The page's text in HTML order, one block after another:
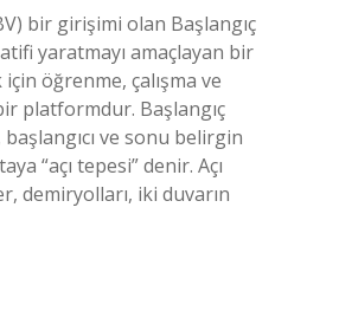
bir girişimi olan Başlangıç
yaratmayı amaçlayan bir
öğrenme, çalışma ve
platformdur. Başlangıç
ve sonu belirgin
“açı tepesi” denir. Açı
demiryolları, iki duvarın